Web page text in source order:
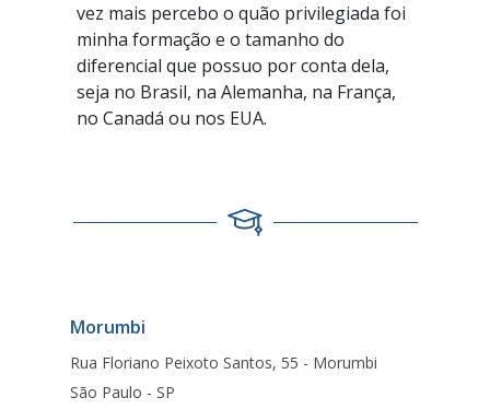
vez mais percebo o quão privilegiada foi
minha formação e o tamanho do
diferencial que possuo por conta dela,
seja no Brasil, na Alemanha, na França,
no Canadá ou nos EUA.
Morumbi
Rua Floriano Peixoto Santos, 55 - Morumbi
São Paulo - SP